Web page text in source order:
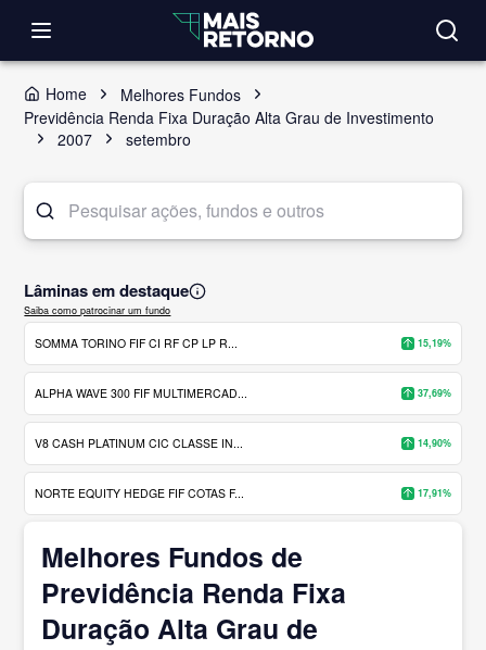
Home
Melhores Fundos
Previdência Renda Fixa Duração Alta Grau de Investimento
2007
setembro
Lâminas em destaque
Saiba como patrocinar um fundo
SOMMA TORINO FIF CI RF CP LP R... 15,19%
ALPHA WAVE 300 FIF MULTIMERCAD... 37,69%
V8 CASH PLATINUM CIC CLASSE IN... 14,90%
NORTE EQUITY HEDGE FIF COTAS F... 17,91%
Melhores Fundos de
Previdência Renda Fixa
Duração Alta Grau de